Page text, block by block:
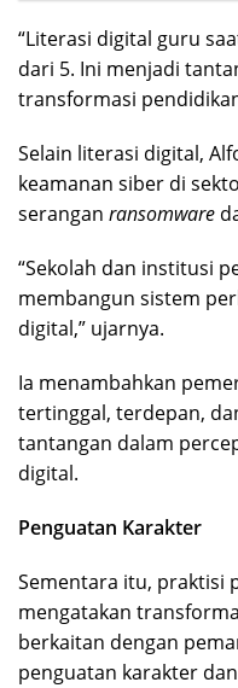
“Literasi digital guru
dari 5. Ini menjadi
transformasi
Selain literasi digital,
keamanan siber di
serangan ransomware
“Sekolah dan institusi
membangun sistem
digital,” ujarnya.
Ia menambahkan
tertinggal, terdepan,
tantangan dalam
digital.
Penguatan Karakter
Sementara itu, praktisi
mengatakan
berkaitan dengan
penguatan karakter